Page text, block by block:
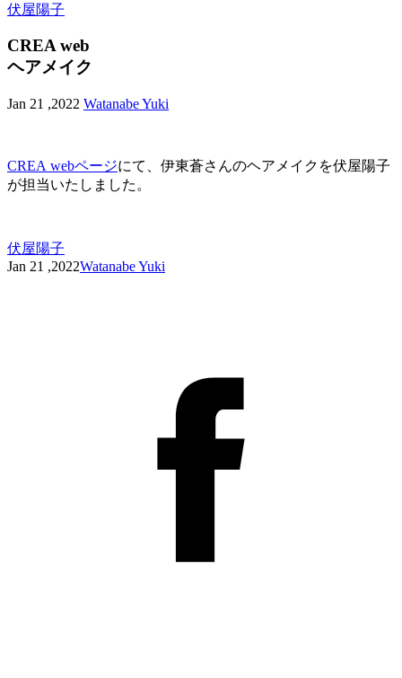
伏屋陽子
CREA web
ヘアメイク
Jan 21 ,2022 Watanabe Yuki
CREA webページにて、伊東蒼さんのヘアメイクを伏屋陽子
が担当いたしました。
伏屋陽子
Jan 21 ,2022Watanabe Yuki